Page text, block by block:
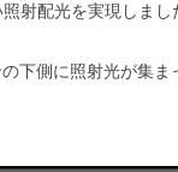
射配光を実現しま
下側に照射光が集